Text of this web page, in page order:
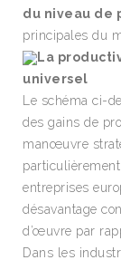
du niveau de
principales du
La
universel
Le schéma ci-
des gains de
manœuvre
entreprises
désavantage
d’œuvre par
Dans les